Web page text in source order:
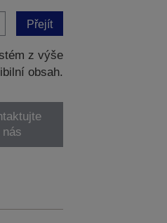
Přejít
z výše
obsah.
nás